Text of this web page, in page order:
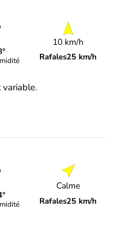
10 km/h
Rafales25 km/h
Calme
Rafales25 km/h